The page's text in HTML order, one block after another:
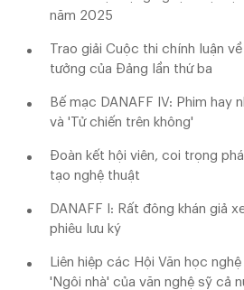
năm 2025
Trao giải Cuộc thi chính luận
tưởng của Đảng lần thứ ba
Bế mạc DANAFF IV: Phim hay
và 'Tử chiến trên không'
Đoàn kết hội viên, coi trọng
tạo nghệ thuật
DANAFF I: Rất đông khán giả
phiêu lưu ký
Liên hiệp các Hội Văn học
'Ngôi nhà' của văn nghệ sỹ cả